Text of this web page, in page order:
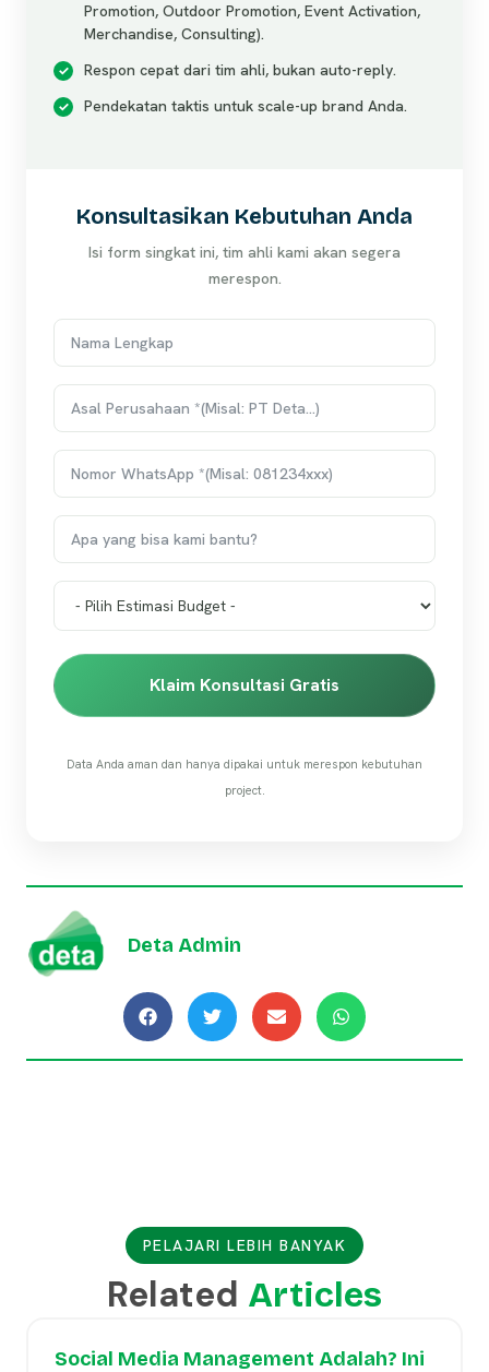
Promotion, Outdoor Promotion, Event Activation,
Merchandise, Consulting).
Respon cepat dari tim ahli, bukan auto-reply.
Pendekatan taktis untuk scale-up brand Anda.
Konsultasikan Kebutuhan Anda
Isi form singkat ini, tim ahli kami akan segera
merespon.
Klaim Konsultasi Gratis
Data Anda aman dan hanya dipakai untuk merespon kebutuhan
project.
Deta Admin
PELAJARI LEBIH BANYAK
Related Articles
Social Media Management Adalah? Ini